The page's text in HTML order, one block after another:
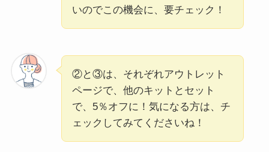
いのでこの機会に、要チェック！
②と③は、それぞれアウトレット
ページで、他のキットとセット
で、5％オフに！気になる方は、チ
ェックしてみてくださいね！